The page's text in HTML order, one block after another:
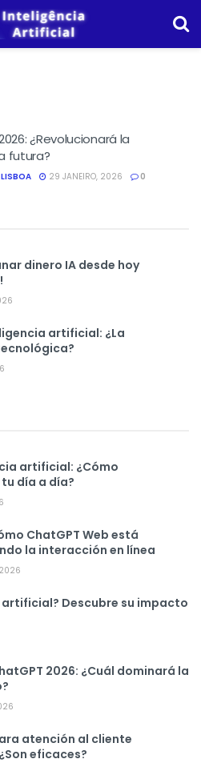
¿Revolucionará la
futura?
29 JANEIRO, 2026 0
dinero IA desde hoy
artificial: ¿La
artificial: ¿Cómo
día a día?
ChatGPT Web está
la interacción en línea
2026
Descubre su impacto
2026: ¿Cuál dominará la
atención al cliente
eficaces?